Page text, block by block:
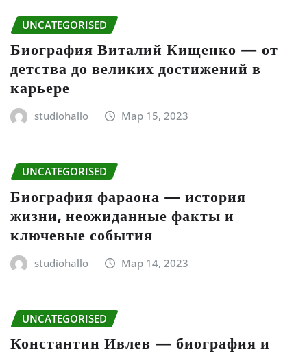
UNCATEGORISED
Биография Виталий Кищенко — от
детства до великих достижений в
карьере
studiohallo_ Мар 15, 2023
UNCATEGORISED
Биография фараона — история
жизни, неожиданные факты и
ключевые события
studiohallo_ Мар 14, 2023
UNCATEGORISED
Константин Ивлев — биография и